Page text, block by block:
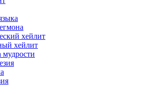
хейлит
хейлит
мудрости